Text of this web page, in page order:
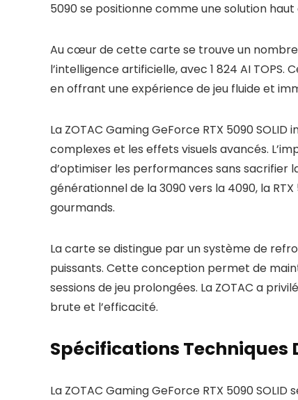
5090 se positionne comme une solution
Au cœur de cette carte se trouve un nombre
l’intelligence artificielle, avec 1 824 AI
en offrant une expérience de jeu fluide et
La ZOTAC Gaming GeForce RTX 5090
complexes et les effets visuels avancés.
d’optimiser les performances sans sacrifier
générationnel de la 3090 vers la 4090, la
gourmands.
La carte se distingue par un système de
puissants. Cette conception permet de
sessions de jeu prolongées. La ZOTAC a
brute et l’efficacité.
Spécifications Techniques
La ZOTAC Gaming GeForce RTX 5090